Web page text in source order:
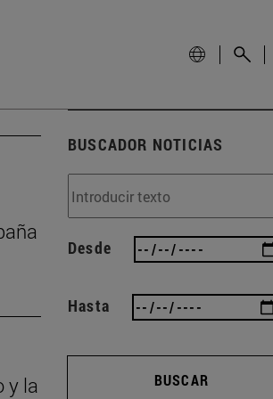
y la
BUSCADOR NOTICIAS
Desde
Hasta
BUSCAR